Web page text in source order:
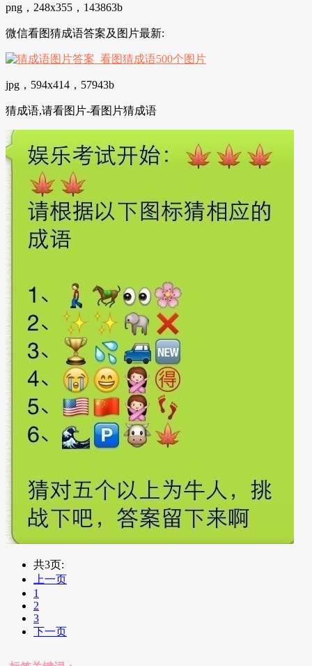
png，248x355，143863b
微信看图猜成语答案及图片最新:
jpg，594x414，57943b
猜成语,请看图片-看图片猜成语
共3页:
上一页
1
2
3
下一页